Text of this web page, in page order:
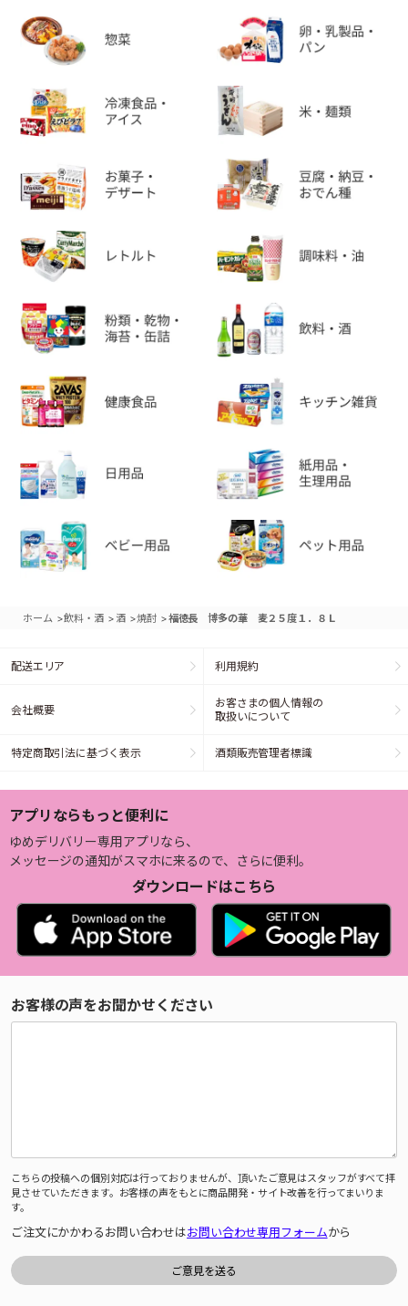
ホーム >飲料・酒 > 酒 >焼酎 >福徳長 博多の華 麦２５度１．８Ｌ
配送エリア 利用規約
会社概要
お客さまの個人情報の
取扱いについて
特定商取引法に基づく表示 酒類販売管理者標識
アプリならもっと便利に
ゆめデリバリー専用アプリなら、
メッセージの通知がスマホに来るので、さらに便利。
ダウンロードはこちら
お客様の声をお聞かせください
こちらの投稿への個別対応は行っておりませんが、頂いたご意見はスタッフがすべて拝
見させていただきます。お客様の声をもとに商品開発・サイト改善を行ってまいりま
す。
ご注文にかかわるお問い合わせはお問い合わせ専用フォームから